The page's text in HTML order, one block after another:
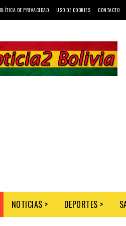
DE PRIVACIDAD USO DE COOKIES CONTACTO
NOTICIAS > DEPORTES >